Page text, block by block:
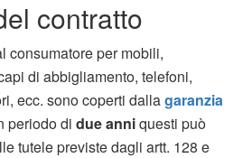
contratto
consumatore per mobili,
di abbigliamento, telefoni,
ecc. sono coperti dallagaranzia
periodo didue anniquesti può
tutele previste dagli artt. 128 e